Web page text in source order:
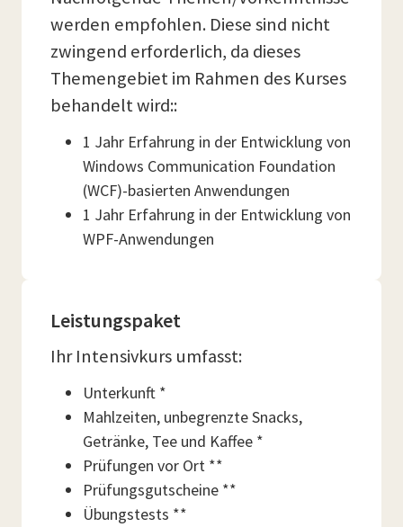
werden empfohlen. Diese sind nicht
zwingend erforderlich, da dieses
Themengebiet im Rahmen des Kurses
behandelt wird::
1 Jahr Erfahrung in der Entwicklung von
Windows Communication Foundation
(WCF)-basierten Anwendungen
1 Jahr Erfahrung in der Entwicklung von
WPF-Anwendungen
Leistungspaket
Ihr Intensivkurs umfasst:
Unterkunft *
Mahlzeiten, unbegrenzte Snacks,
Getränke, Tee und Kaffee *
Prüfungen vor Ort **
Prüfungsgutscheine **
Übungstests **